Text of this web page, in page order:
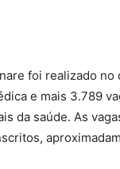
foi realizado
e mais 3.789
da saúde. As